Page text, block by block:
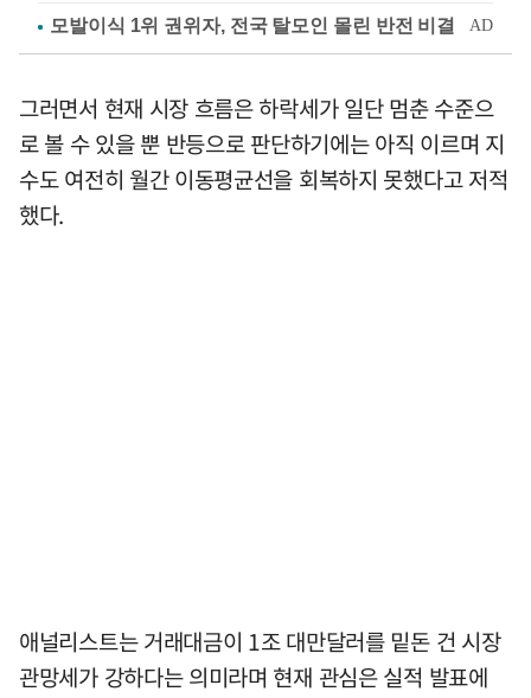
그러면서 현재 시장 흐름은 하락세가 일단 멈춘 수준으
로 볼 수 있을 뿐 반등으로 판단하기에는 아직 이르며 지
수도 여전히 월간 이동평균선을 회복하지 못했다고 저적
했다.
애널리스트는 거래대금이 1조 대만달러를 밑돈 건 시장
관망세가 강하다는 의미라며 현재 관심은 실적 발표에